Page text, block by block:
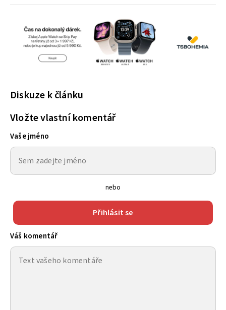
Diskuze k článku
Vložte vlastní komentář
Vaše jméno
nebo
Přihlásit se
Váš komentář